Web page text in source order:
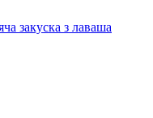
закуска з лаваша